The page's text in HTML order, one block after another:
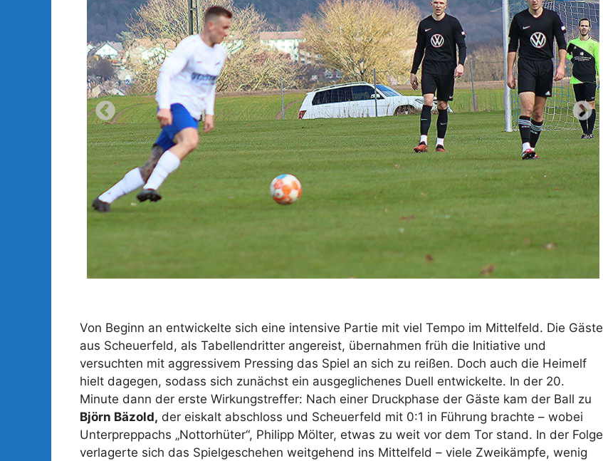
Von Beginn an entwickelte sich eine intensive Partie mit viel Tempo im Mittelfeld. Die Gäste
aus Scheuerfeld, als Tabellendritter angereist, übernahmen früh die Initiative und
versuchten mit aggressivem Pressing das Spiel an sich zu reißen. Doch auch die Heimelf
hielt dagegen, sodass sich zunächst ein ausgeglichenes Duell entwickelte. In der 20.
Minute dann der erste Wirkungstreffer: Nach einer Druckphase der Gäste kam der Ball zu
Björn Bäzold, der eiskalt abschloss und Scheuerfeld mit 0:1 in Führung brachte – wobei
Unterpreppachs „Nottorhüter“, Philipp Mölter, etwas zu weit vor dem Tor stand. In der Folge
verlagerte sich das Spielgeschehen weitgehend ins Mittelfeld – viele Zweikämpfe, wenig